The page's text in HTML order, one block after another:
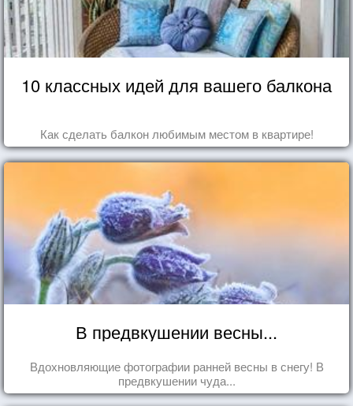
10 классных идей для вашего балкона
Как сделать балкон любимым местом в квартире!
В предвкушении весны...
Вдохновляющие фотографии ранней весны в снегу! В
предвкушении чуда...